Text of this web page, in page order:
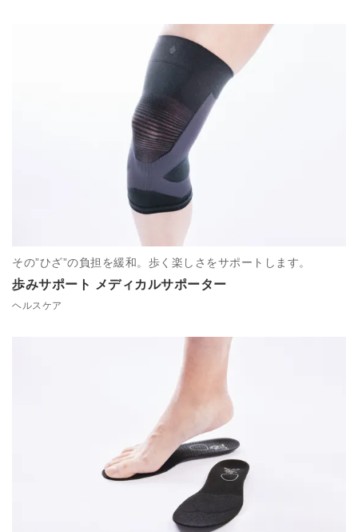
歩みサポート メディカルサポーター
その”ひざ”の負担を緩和。歩く楽しさをサポートします。
ヘルスケア